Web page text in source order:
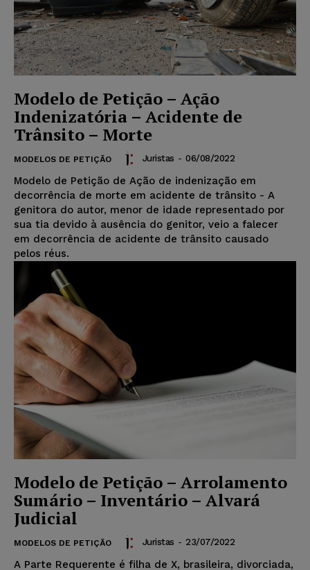
Modelo de Petição – Ação
Indenizatória – Acidente de
Trânsito – Morte
MODELOS DE PETIÇÃO Juristas - 06/08/2022
Modelo de Petição de Ação de indenização em
decorrência de morte em acidente de trânsito - A
genitora do autor, menor de idade representado por
sua tia devido à ausência do genitor, veio a falecer
em decorrência de acidente de trânsito causado
pelos réus.
Modelo de Petição – Arrolamento
Sumário – Inventário – Alvará
Judicial
MODELOS DE PETIÇÃO Juristas - 23/07/2022
A Parte Requerente é filha de X, brasileira, divorciada,